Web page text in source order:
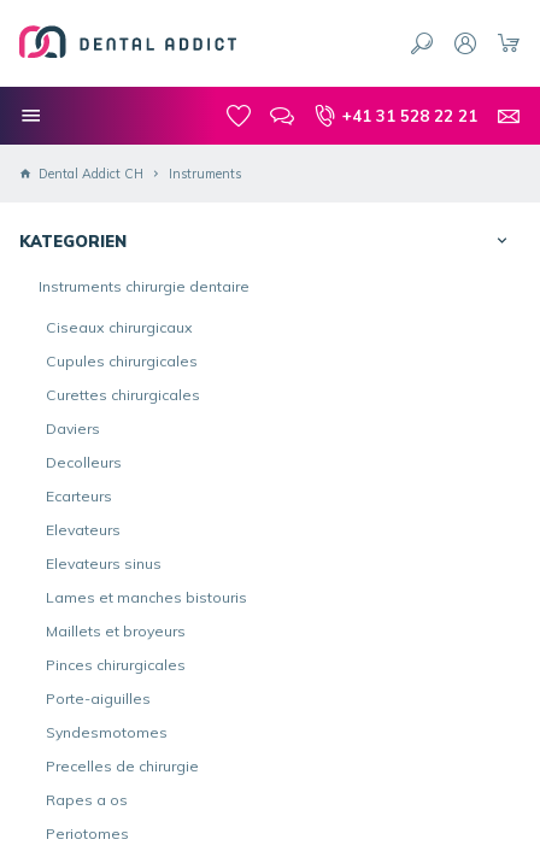
+41 31 528 22 21
Dental Addict CH Instruments
KATEGORIEN
Instruments chirurgie dentaire
Ciseaux chirurgicaux
Cupules chirurgicales
Curettes chirurgicales
Daviers
Decolleurs
Ecarteurs
Elevateurs
Elevateurs sinus
Lames et manches bistouris
Maillets et broyeurs
Pinces chirurgicales
Porte-aiguilles
Syndesmotomes
Precelles de chirurgie
Rapes a os
Periotomes